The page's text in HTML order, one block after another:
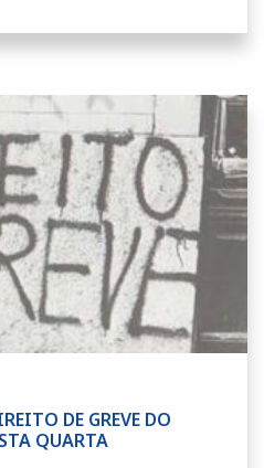
DE GREVE DO
QUARTA